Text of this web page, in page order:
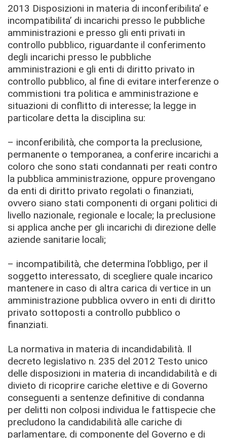
2013 Disposizioni in materia di inconferibilita’ e
incompatibilita’ di incarichi presso le pubbliche
amministrazioni e presso gli enti privati in
controllo pubblico, riguardante il conferimento
degli incarichi presso le pubbliche
amministrazioni e gli enti di diritto privato in
controllo pubblico, al fine di evitare interferenze o
commistioni tra politica e amministrazione e
situazioni di conflitto di interesse; la legge in
particolare detta la disciplina su:
– inconferibilità, che comporta la preclusione,
permanente o temporanea, a conferire incarichi a
coloro che sono stati condannati per reati contro
la pubblica amministrazione, oppure provengano
da enti di diritto privato regolati o finanziati,
ovvero siano stati componenti di organi politici di
livello nazionale, regionale e locale; la preclusione
si applica anche per gli incarichi di direzione delle
aziende sanitarie locali;
– incompatibilità, che determina l’obbligo, per il
soggetto interessato, di scegliere quale incarico
mantenere in caso di altra carica di vertice in un
amministrazione pubblica ovvero in enti di diritto
privato sottoposti a controllo pubblico o
finanziati.
La normativa in materia di incandidabilità. Il
decreto legislativo n. 235 del 2012 Testo unico
delle disposizioni in materia di incandidabilità e di
divieto di ricoprire cariche elettive e di Governo
conseguenti a sentenze definitive di condanna
per delitti non colposi individua le fattispecie che
precludono la candidabilità alle cariche di
parlamentare, di componente del Governo e di